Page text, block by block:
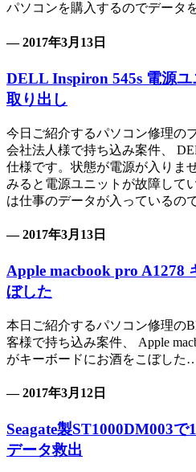
パソコンを購入するのでデータ
— 2017年3月13日
DELL Inspiron 545s 電源
取り出し
今日ご紹介するパソコン修理の
会社法人様で持ち込み案件、
仕様です。状態が電源が入りま
みると電源ユニットが故障して
は仕事のデータが入っているの
— 2017年3月13日
Apple macbook pro A1278
ぼした
本日ご紹介するパソコン修理の
客様で持ち込み案件、 Apple
がキーボードにお酒をこぼし
— 2017年3月12日
Seagate製ST1000DM003
データ救出